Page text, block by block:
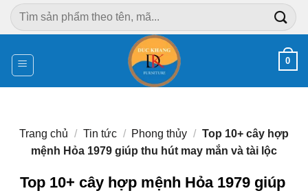
Chuyển
đến
dung
Tìm
kiếm:
0
Trang chủ / Tin tức / Phong thủy / Top 10+ cây hợp
mệnh Hỏa 1979 giúp thu hút may mắn và tài lộc
Top 10+ cây hợp mệnh Hỏa 1979 giúp